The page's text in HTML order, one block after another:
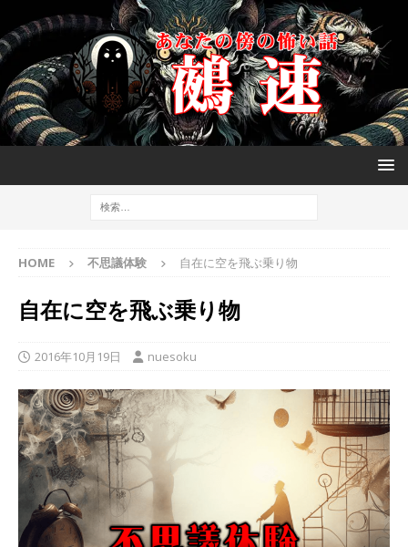
HOME 不思議体験 自在に空を飛ぶ乗り物
自在に空を飛ぶ乗り物
2016年10月19日 nuesoku